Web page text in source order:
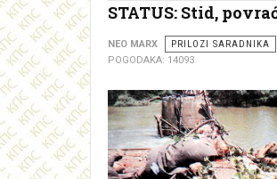
STATUS: Stid,
NEO MARX PRILOZI SARADNIKA
POGODAKA: 14093